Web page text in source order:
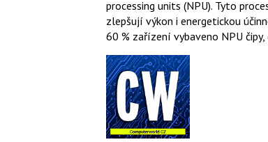
processing units (NPU). Tyto
zlepšují výkon i energetickou
60 % zařízení vybaveno NPU